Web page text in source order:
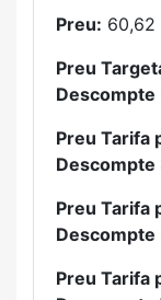
Preu: 60,62
Preu
Descompte
Preu Tarifa
Descompte
Preu Tarifa
Descompte
Preu Tarifa